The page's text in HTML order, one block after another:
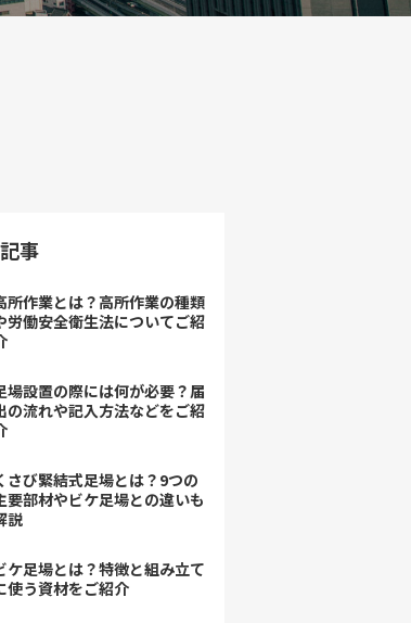
事
所作業とは？高所作業の種類
労働安全衛生法についてご紹
場設置の際には何が必要？届
の流れや記入方法などをご紹
さび緊結式足場とは？9つの
要部材やビケ足場との違いも
説
ケ足場とは？特徴と組み立て
使う資材をご紹介